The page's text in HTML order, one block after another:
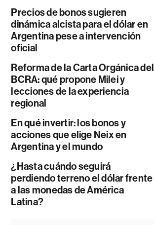
Precios de bonos sugieren
dinámica alcista para el dólar en
Argentina pese a intervención
oficial
Reforma de la Carta Orgánica del
BCRA: qué propone Milei y
lecciones de la experiencia
regional
En qué invertir: los bonos y
acciones que elige Neix en
Argentina y el mundo
¿Hasta cuándo seguirá
perdiendo terreno el dólar frente
a las monedas de América
Latina?